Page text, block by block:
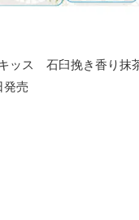
ッス 石臼挽き香り抹
発売